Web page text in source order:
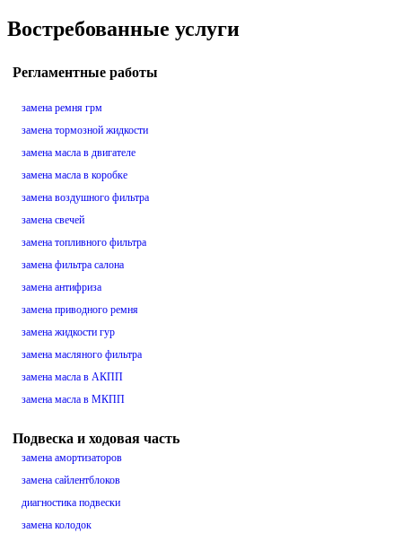
Востребованные услуги
Регламентные работы
замена ремня грм
замена тормозной жидкости
замена масла в двигателе
замена масла в коробке
замена воздушного фильтра
замена свечей
замена топливного фильтра
замена фильтра салона
замена антифриза
замена приводного ремня
замена жидкости гур
замена масляного фильтра
замена масла в АКПП
замена масла в МКПП
Подвеска и ходовая часть
замена амортизаторов
замена сайлентблоков
диагностика подвески
замена колодок